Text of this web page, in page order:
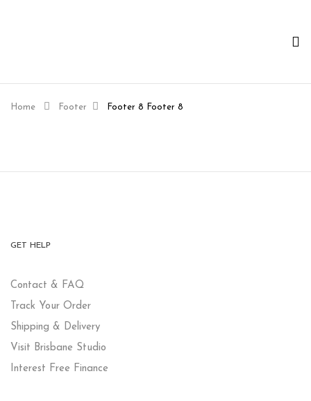
Home Footer Footer 8 Footer 8
GET HELP
Contact & FAQ
Track Your Order
Shipping & Delivery
Visit Brisbane Studio
Interest Free Finance